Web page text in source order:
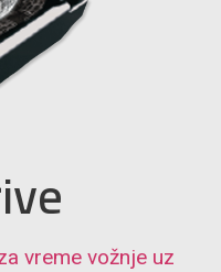
vreme vožnje uz